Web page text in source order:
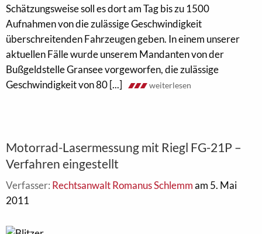
Schätzungsweise soll es dort am Tag bis zu 1500
Aufnahmen von die zulässige Geschwindigkeit
überschreitenden Fahrzeugen geben. In einem unserer
aktuellen Fälle wurde unserem Mandanten von der
Bußgeldstelle Gransee vorgeworfen, die zulässige
Geschwindigkeit von 80 [...]
weiterlesen
Motorrad-Lasermessung mit Riegl FG-21P –
Verfahren eingestellt
Verfasser: Rechtsanwalt Romanus Schlemmam 5. Mai
2011